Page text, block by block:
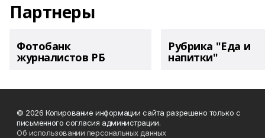
Партнеры
Фотобанк
журналистов РБ
Рубрика "Еда и
напитки"
© 2026 Копирование информации сайта разрешено только с
письменного согласия администрации.
Об использовании персональных данных